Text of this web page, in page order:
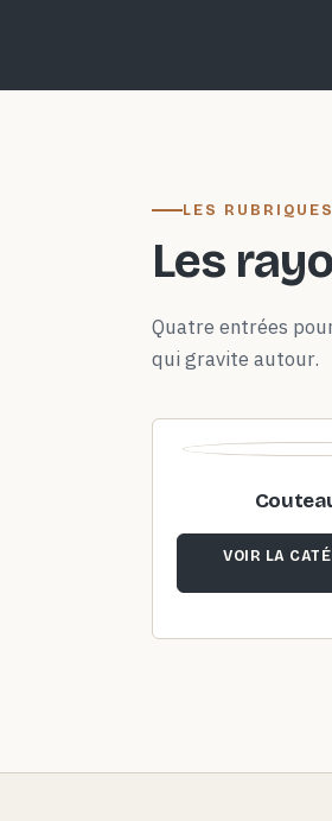
LES RUBRIQUES
Les
Quatre entrées
qui gravite autour.
VOIR LA